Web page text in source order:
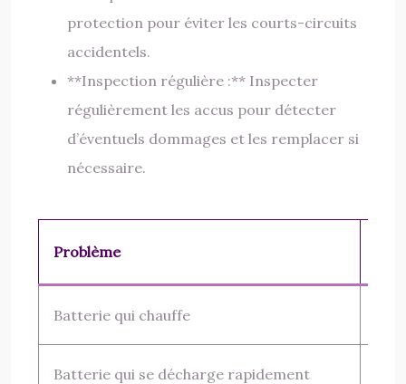
protection pour éviter les courts-circuits
accidentels.
**Inspection régulière :** Inspecter
régulièrement les accus pour détecter
d’éventuels dommages et les remplacer si
nécessaire.
Problème
Batterie qui chauffe
Batterie qui se décharge rapidement